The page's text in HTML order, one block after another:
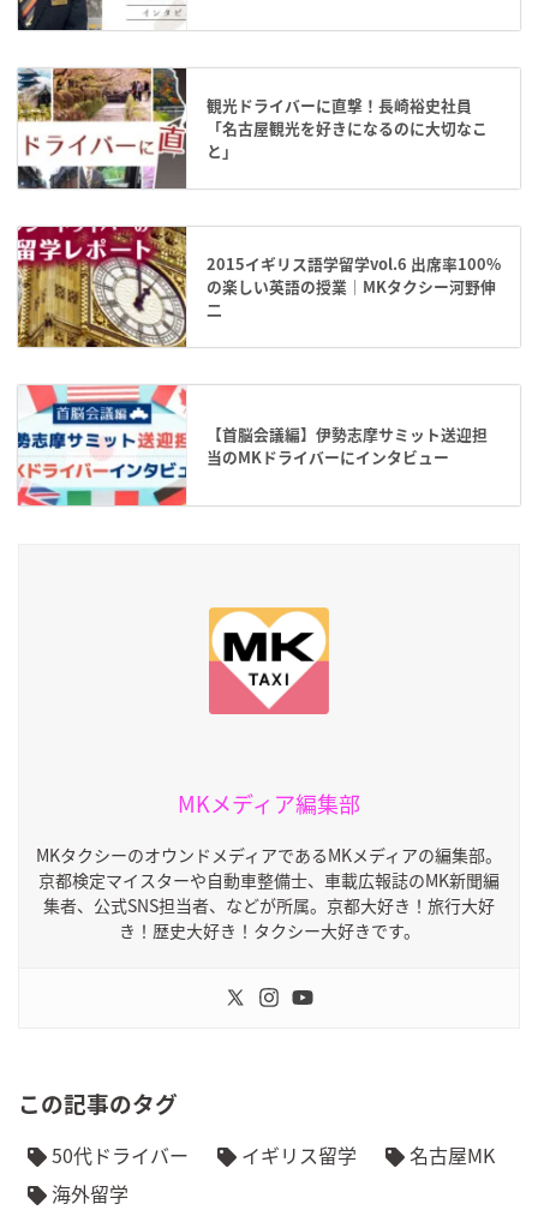
観光ドライバーに直撃！長崎裕史社員
「名古屋観光を好きになるのに大切なこ
と」
2015イギリス語学留学vol.6 出席率100%
の楽しい英語の授業｜MKタクシー河野伸
二
【首脳会議編】伊勢志摩サミット送迎担
当のMKドライバーにインタビュー
MKメディア編集部
MKタクシーのオウンドメディアであるMKメディアの編集部。
京都検定マイスターや自動車整備士、車載広報誌のMK新聞編
集者、公式SNS担当者、などが所属。京都大好き！旅行大好
き！歴史大好き！タクシー大好きです。
この記事のタグ
50代ドライバー イギリス留学
名古屋MK
海外留学